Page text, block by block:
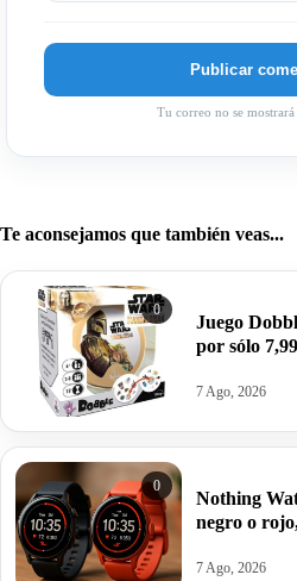
Tu correo no se
Te aconsejamos que también veas...
0
Juego
por sólo
7 Ago, 2026
0
Nothing
negro o
corporal,
7 Ago, 2026